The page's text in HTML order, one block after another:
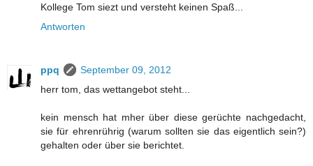
Kollege Tom siezt und versteht keinen Spaß...
Antworten
ppq
September 09, 2012
herr tom, das wettangebot steht...
kein mensch hat mher über diese gerüchte nachgedacht,
sie für ehrenrührig (warum sollten sie das eigentlich sein?)
gehalten oder über sie berichtet.